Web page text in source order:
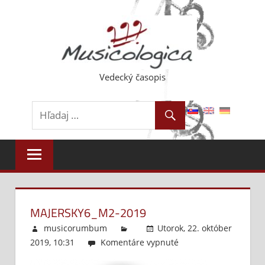
Vedecký časopis
MAJERSKY6_M2-2019
musicorumbum
Utorok, 22. október
2019, 10:31
Komentáre vypnuté